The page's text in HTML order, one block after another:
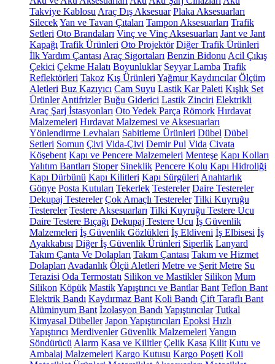
Takviye Kablosu Araç Dış Aksesuar Plaka Aksesuarları
SilecekYan ve Tavan Çıtaları Tampon Aksesuarları Trafik
Setleri Oto Brandaları Vinç ve Vinç Aksesuarları Jant ve Jant
Kapağı Trafik Ürünleri Oto Projektör Diğer Trafik Ürünleri
İlk Yardım Çantası Araç Sigortaları Benzin Bidonu Acil Çıkış
Çekici Çekme Halatı Boyunluklar Seyyar Lamba Trafik
Reflektörleri Takoz Kış Ürünleri Yağmur Kaydırıcılar Ölçüm
Aletleri Buz Kazıyıcı Cam Suyu Lastik Kar Paleti Kışlık Set
Ürünler Antifrizler Buğu Giderici Lastik Zinciri Elektrikli
Araç Şarj İstasyonları Oto Yedek Parça Römork Hırdavat
Malzemeleri Hırdavat Malzemesi ve Aksesuarları
Yönlendirme Levhaları Sabitleme Ürünleri Dübel Dübel
Setleri Somun Çivi Vida-Çivi Demir Pul Vida Civata
Köşebent Kapı ve Pencere Malzemeleri Menteşe Kapı Kolları
Yalıtım Bantları Stoper Sineklik Pencere Kolu Kapı Hidroliği
Kapı Dürbünü Kapı Kilitleri Kapı Sürgüleri Anahtarlık
Gönye Posta Kutuları Tekerlek Testereler Daire Testereler
Dekupaj Testereler Çok Amaçlı Testereler Tilki Kuyruğu
Testereler Testere Aksesuarları Tilki Kuyruğu Testere Ucu
Daire Testere Bıçağı Dekupaj Testere Ucu İş Güvenlik
Malzemeleri İş Güvenlik Gözlükleri İş Eldiveni İş Elbisesi İş
Ayakkabısı Diğer İş Güvenlik Ürünleri Siperlik Lanyard
Takım Çanta Ve Dolapları Takım Çantası Takım ve Hizmet
Dolapları Avadanlık Ölçü Aletleri Metre ve Şerit Metre Su
Terazisi Oda Termostatı Silikon ve Mastikler Silikon Mum
Silikon Köpük MastikYapıştırıcı ve Bantlar Bant Teflon Bant
Elektrik Bandı Kaydırmaz Bant Koli Bandı Çift Taraflı Bant
Alüminyum Bant İzolasyon Bandı Yapıştırıcılar Tutkal
Kimyasal Dübeller Japon Yapıştırıcıları Epoksi Hızlı
Yapıştırıcı Merdivenler Güvenlik Malzemeleri Yangın
Söndürücü Alarm Kasa ve Kilitler Çelik Kasa Kilit Kutu ve
Ambalaj Malzemeleri Kargo Kutusu Kargo Poşeti Koli